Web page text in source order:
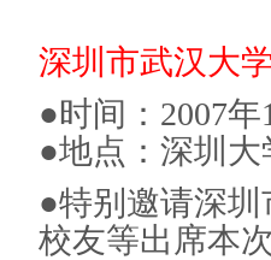
深圳市武汉大
●时间： 2007年
●地点：深圳
●特别邀请深
校友等出席本